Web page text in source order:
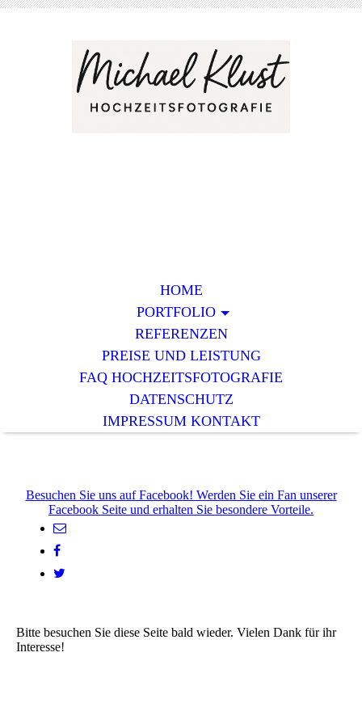
HOME
PORTFOLIO
REFERENZEN
PREISE UND LEISTUNG
FAQ HOCHZEITSFOTOGRAFIE
DATENSCHUTZ
IMPRESSUM KONTAKT
Besuchen Sie uns auf Facebook! Werden Sie ein Fan unserer
Facebook Seite und erhalten Sie besondere Vorteile.
Bitte besuchen Sie diese Seite bald wieder. Vielen Dank für ihr
Interesse!